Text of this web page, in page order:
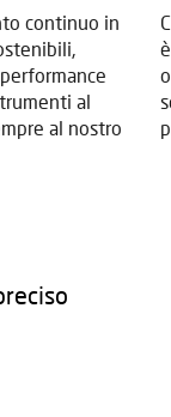
continuo in
al
al nostro